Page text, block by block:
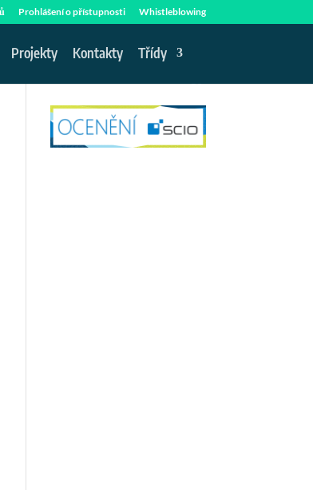
Prohlášení o přístupnosti Whistleblowing
Projekty Kontakty Třídy